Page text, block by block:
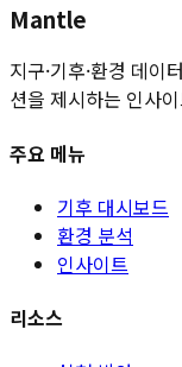
Mantle
지구·기후·환경 데
션을 제시하는 인사
주요 메뉴
기후 대시보드
환경 분석
인사이트
리소스